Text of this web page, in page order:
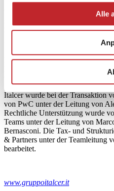
Profiling-Cookies erhalten
Zustimmung mit der
Alle
„Es ist für OHA eine Ehre, mit
Managementteam von so hohem
Wir freuen uns, Italcer in einer
unserem maßgeschneiderten
Die Italcer-Gruppe beendete das
EBITDA von knapp über 80
Italcer wurde bei der Transaktion
von PwC unter der Leitung von
Rechtliche Unterstützung wurde
Teams unter der Leitung von
Bernasconi. Die Tax- und
& Partners unter der Teamleitung
bearbeitet.
www.gruppoitalcer.it